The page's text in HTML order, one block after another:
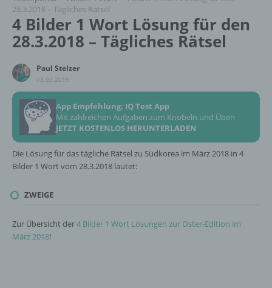
28.3.2018 – Tägliches Rätsel
4 Bilder 1 Wort Lösung für den
28.3.2018 – Tägliches Rätsel
Paul Stelzer
03.03.2019
App Empfehlung: IQ Test App
Mit zahlreichen Aufgaben zum Knobeln und Üben
JETZT KOSTENLOS HERUNTERLADEN
Die Lösung für das tägliche Rätsel zu Südkorea im März 2018 in 4
Bilder 1 Wort vom 28.3.2018 lautet:
ZWEIGE
Zur Übersicht der4 Bilder 1 Wort Lösungen zur Oster-Edition im
März 2018!